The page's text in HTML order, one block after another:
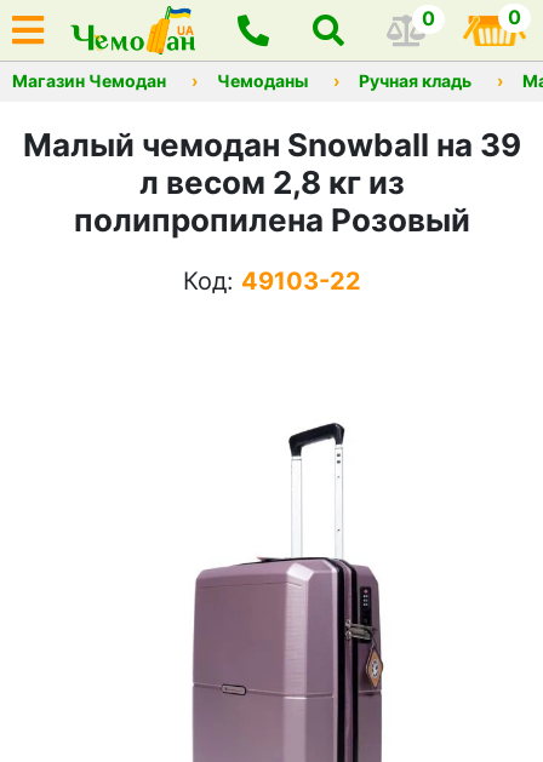
0 0
Магазин Чемодан Чемоданы Ручная кладь
Малый чемодан Snowball на 39
л весом 2,8 кг из
полипропилена Розовый
Код: 49103-22